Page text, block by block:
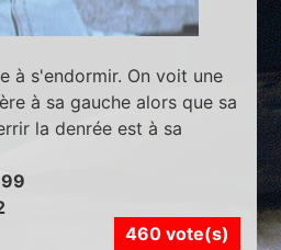
à s'endormir. On voit une
à sa gauche alors que sa
la denrée est à sa
460 vote(s)